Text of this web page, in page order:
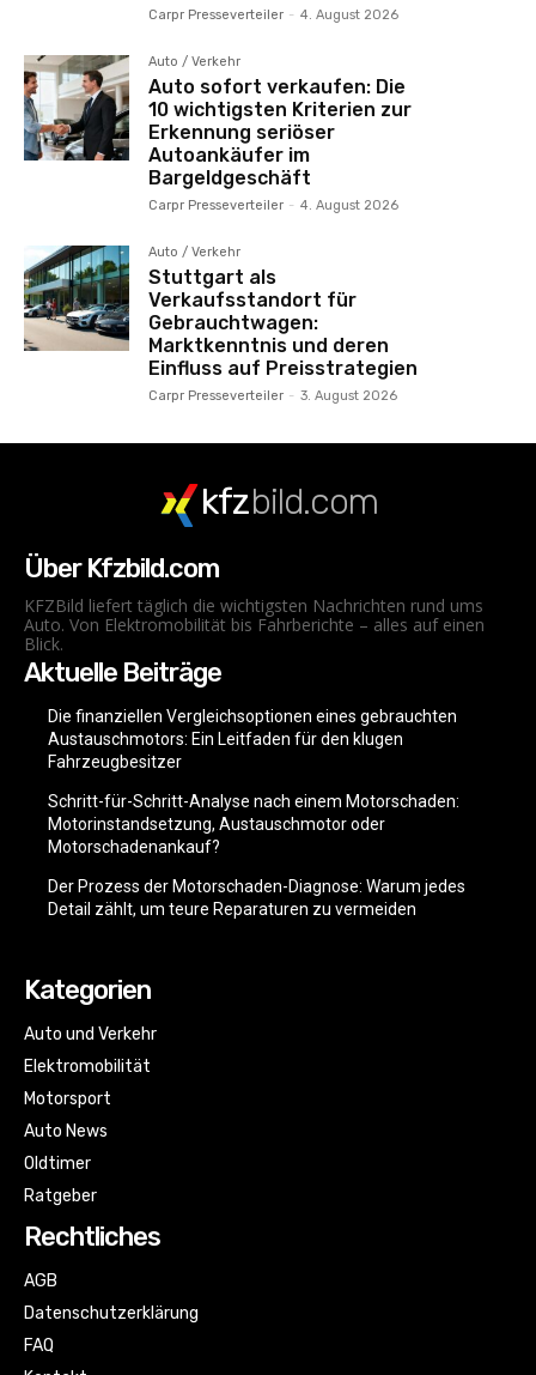
Carpr Presseverteiler - 4. August 2026
Auto / Verkehr
Auto sofort verkaufen: Die
10 wichtigsten Kriterien zur
Erkennung seriöser
Autoankäufer im
Bargeldgeschäft
Carpr Presseverteiler - 4. August 2026
Auto / Verkehr
Stuttgart als
Verkaufsstandort für
Gebrauchtwagen:
Marktkenntnis und deren
Einfluss auf Preisstrategien
Carpr Presseverteiler - 3. August 2026
kfzbild.com
Über Kfzbild.com
KFZBild liefert täglich die wichtigsten Nachrichten rund ums
Auto. Von Elektromobilität bis Fahrberichte – alles auf einen
Blick.
Aktuelle Beiträge
Die finanziellen Vergleichsoptionen eines gebrauchten
Austauschmotors: Ein Leitfaden für den klugen
Fahrzeugbesitzer
Schritt-für-Schritt-Analyse nach einem Motorschaden:
Motorinstandsetzung, Austauschmotor oder
Motorschadenankauf?
Der Prozess der Motorschaden-Diagnose: Warum jedes
Detail zählt, um teure Reparaturen zu vermeiden
Kategorien
Auto und Verkehr
Elektromobilität
Motorsport
Auto News
Oldtimer
Ratgeber
Rechtliches
AGB
Datenschutzerklärung
FAQ